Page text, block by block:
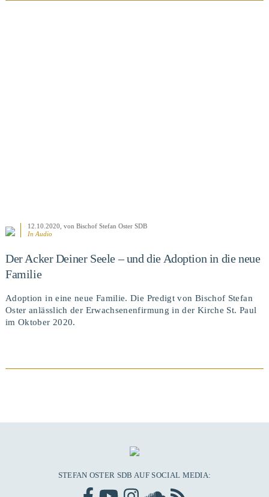
12.10.2020 , von Bischof Stefan Oster SDB
In Audio
Der Acker Deiner Seele – und die Adoption in die neue
Familie
Adoption in eine neue Familie. Die Predigt von Bischof Stefan
Oster anlässlich der Erwachsenenfirmung in der Kirche St. Paul
im Oktober 2020.
STEFAN OSTER SDB AUF SOCIAL MEDIA: